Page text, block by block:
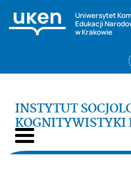
Uniwersytet
Edukacji
w Krakowie
INSTYTUT
KOGNITYWISTYKI